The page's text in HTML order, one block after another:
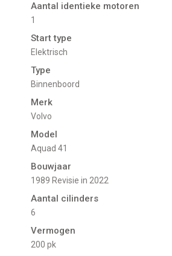
Aantal identieke motoren
1
Start type
Elektrisch
Type
Binnenboord
Merk
Volvo
Model
Aquad 41
Bouwjaar
1989 Revisie in 2022
Aantal cilinders
6
Vermogen
200 pk